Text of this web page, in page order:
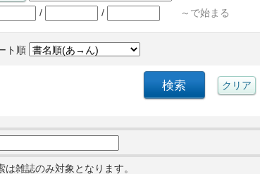
/ / ～で始まる
ト順
雑誌のみ対象となります。